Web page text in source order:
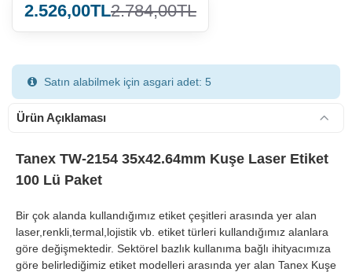
900 TL Üzeri Kargo Ücretsiz
2.526,00TL2.784,00TL
Satın alabilmek için asgari adet: 5
Ürün Açıklaması
Tanex TW-2154 35x42.64mm Kuşe Laser Etiket
100 Lü Paket
Bir çok alanda kullandığımız etiket çeşitleri arasında yer alan
laser,renkli,termal,lojistik vb. etiket türleri kullandığımız alanlara
göre değişmektedir. Sektörel bazlık kullanıma bağlı ihityacımıza
göre belirlediğimiz etiket modelleri arasında yer alan Tanex Kuşe